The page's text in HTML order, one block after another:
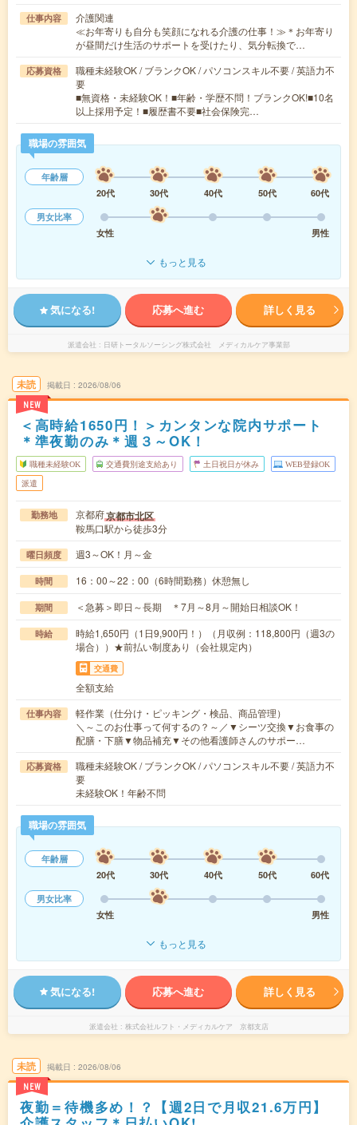
仕事内容
介護関連
≪お年寄りも自分も笑顔になれる介護の仕事！≫＊お年寄り
が昼間だけ生活のサポートを受けたり、気分転換で…
応募資格
職種未経験OK / ブランクOK / パソコンスキル不要 / 英語力不
要
■無資格・未経験OK！■年齢・学歴不問！ブランクOK!■10名
以上採用予定！■履歴書不要■社会保険完…
職場の雰囲気
年齢層
20代
30代 40代 50代
60代
男女比率
女性
男性
もっと見る
気になる! 応募へ進む 詳しく見る
派遣会社 日研トータルソーシング株式会社 メディカルケア事業部
未読
NEW
掲載日 2026/08/06
＜高時給1650円！＞カンタンな院内サポート
＊準夜勤のみ＊週３～OK！
職種未経験OK 交通費別途支給あり 土日祝日が休み WEB登録OK
派遣
勤務地 京都府京都市北区
鞍馬口駅から徒歩3分
曜日頻度 週3～OK！月～金
時間 16：00～22：00（6時間勤務）休憩無し
期間 ＜急募＞即日～長期 ＊7月～8月～開始日相談OK！
時給
時給1,650円（1日9,900円！）（月収例：118,800円（週3の
場合））★前払い制度あり（会社規定内）
交通費
全額支給
仕事内容
軽作業（仕分け・ピッキング・検品、商品管理）
＼～このお仕事って何するの？～／▼シーツ交換▼お食事の
配膳・下膳▼物品補充▼その他看護師さんのサポー…
応募資格
職種未経験OK / ブランクOK / パソコンスキル不要 / 英語力不
要
未経験OK！年齢不問
職場の雰囲気
年齢層
20代
30代 40代 50代
60代
男女比率
女性
男性
もっと見る
気になる! 応募へ進む 詳しく見る
派遣会社 株式会社ルフト・メディカルケア 京都支店
未読
NEW
掲載日 2026/08/06
夜勤＝待機多め！？【週2日で月収21.6万円】